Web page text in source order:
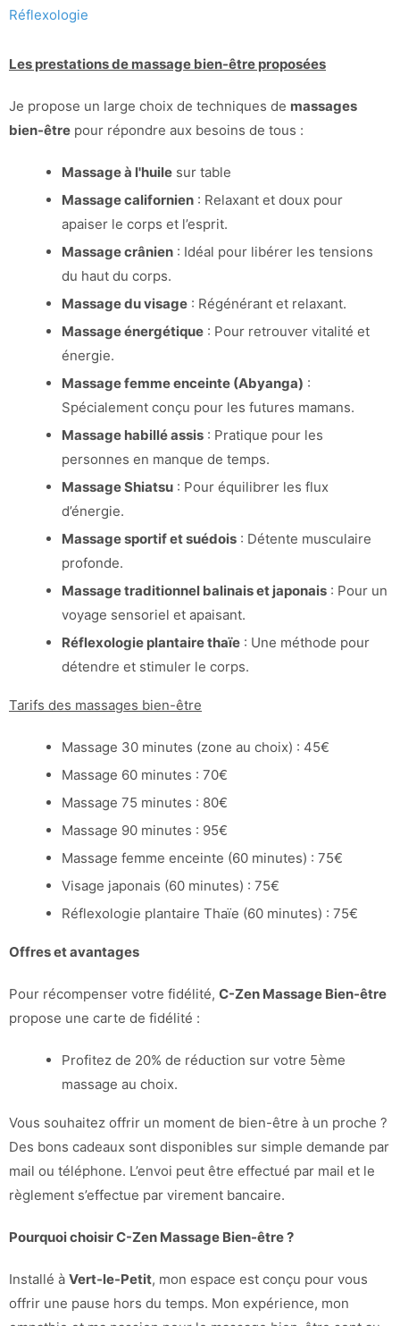
Réflexologie
Les prestations de massage bien-être proposées
Je propose un large choix de techniques de massages
bien-être pour répondre aux besoins de tous :
Massage à l'huile sur table
Massage californien : Relaxant et doux pour
apaiser le corps et l’esprit.
Massage crânien : Idéal pour libérer les tensions
du haut du corps.
Massage du visage : Régénérant et relaxant.
Massage énergétique : Pour retrouver vitalité et
énergie.
Massage femme enceinte (Abyanga) :
Spécialement conçu pour les futures mamans.
Massage habillé assis : Pratique pour les
personnes en manque de temps.
Massage Shiatsu : Pour équilibrer les flux
d’énergie.
Massage sportif et suédois : Détente musculaire
profonde.
Massage traditionnel balinais et japonais : Pour un
voyage sensoriel et apaisant.
Réflexologie plantaire thaïe : Une méthode pour
détendre et stimuler le corps.
Tarifs des massages bien-être
Massage 30 minutes (zone au choix) : 45€
Massage 60 minutes : 70€
Massage 75 minutes : 80€
Massage 90 minutes : 95€
Massage femme enceinte (60 minutes) : 75€
Visage japonais (60 minutes) : 75€
Réflexologie plantaire Thaïe (60 minutes) : 75€
Offres et avantages
Pour récompenser votre fidélité, C-Zen Massage Bien-être
propose une carte de fidélité :
Profitez de 20% de réduction sur votre 5ème
massage au choix.
Vous souhaitez offrir un moment de bien-être à un proche ?
Des bons cadeaux sont disponibles sur simple demande par
mail ou téléphone. L’envoi peut être effectué par mail et le
règlement s’effectue par virement bancaire.
Pourquoi choisir C-Zen Massage Bien-être ?
Installé à Vert-le-Petit, mon espace est conçu pour vous
offrir une pause hors du temps. Mon expérience, mon